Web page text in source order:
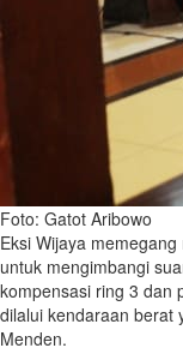
Foto: Gatot Aribowo
Eksi Wijaya
untuk mengimbangi
kompensasi ring 3 dan
dilalui kendaraan berat
Menden.